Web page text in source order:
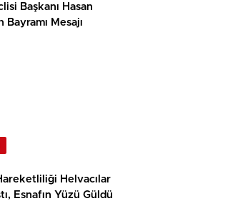
Başkanı Hasan
Bayramı Mesajı
Helvacılar
Esnafın Yüzü Güldü